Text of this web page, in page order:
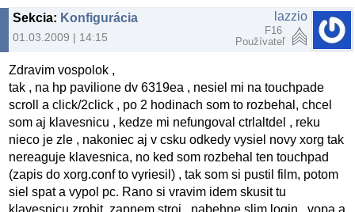
Sekcia: Konfigurácia
01.03.2009 | 14:15
lazzio
F16
Používateľ
Zdravim vospolok ,
tak , na hp pavilione dv 6319ea , nesiel mi na touchpade
scroll a click/2click , po 2 hodinach som to rozbehal, chcel
som aj klavesnicu , kedze mi nefungoval ctrlaltdel , reku
nieco je zle , nakoniec aj v csku odkedy vysiel novy xorg tak
nereaguje klavesnica, no ked som rozbehal ten touchpad
(zapis do xorg.conf to vyriesil) , tak som si pustil film, potom
siel spat a vypol pc. Rano si vravim idem skusit tu